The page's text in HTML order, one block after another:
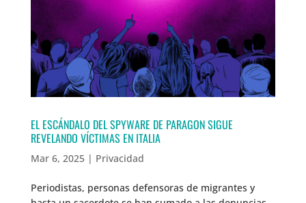
EL ESCÁNDALO DEL SPYWARE DE PARAGON SIGUE
REVELANDO VÍCTIMAS EN ITALIA
Mar 6, 2025| Privacidad
Periodistas, personas defensoras de migrantes y